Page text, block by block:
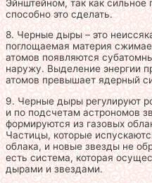
Эйнштейном, так как
способно это сделать.
8. Черные дыры – это
поглощаемая материя
атомов появляются
наружу. Выделение энергии
атомов превышает ядерный
9. Черные дыры регулируют
и по подсчетам астрономов
формируются из газовых
Частицы, которые
облака, и новые звезды не
есть система, которая
дырами и звездами.